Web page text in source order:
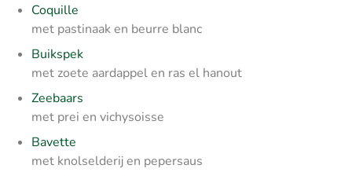
Coquille
met pastinaak en beurre blanc
Buikspek
met zoete aardappel en ras el hanout
Zeebaars
met prei en vichysoisse
Bavette
met knolselderij en pepersaus